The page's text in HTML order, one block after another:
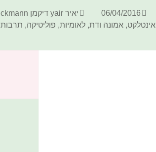
פורסם
בתאריך
06/04/2016 מחבר
יאיר yair דיקמן dickmann
אינטלקט,אמונה ודת,לאומיות, פוליטיקה, תרבות